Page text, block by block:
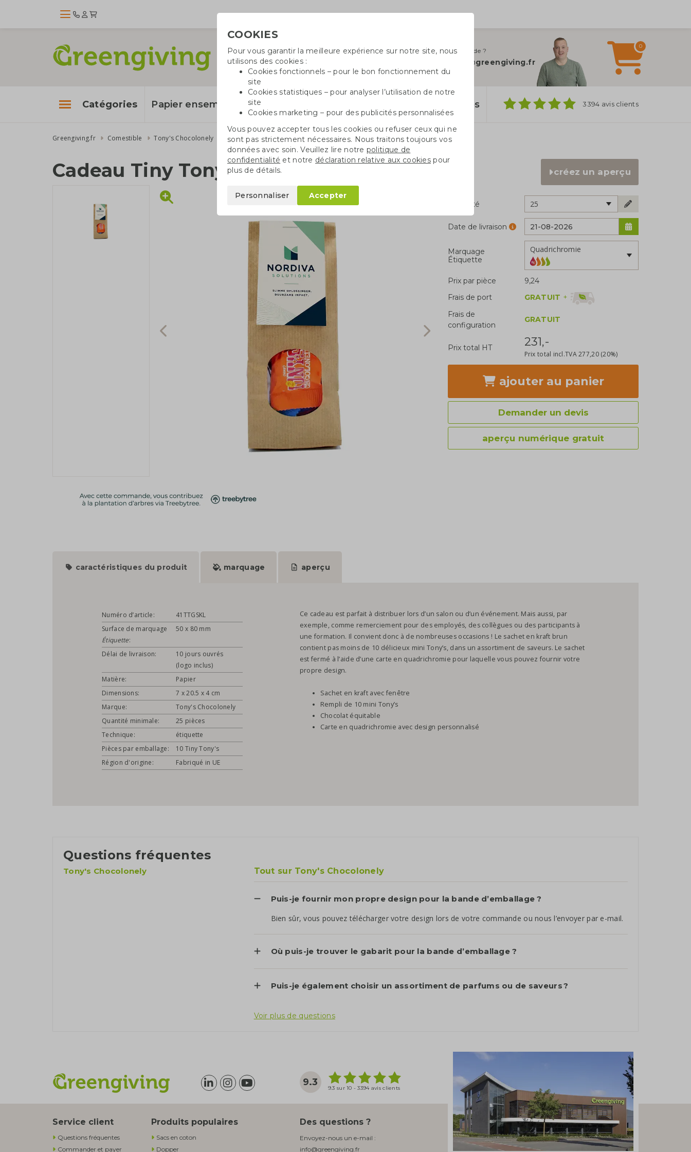
Besoin d’aide ?
info@greengiving.fr
0
Catégories Papier ensemencé Sacs en coton Stylos 3394 avis clients
Greengiving.fr Comestible Tony's Chocolonely Cadeau Tiny Tony's – petit format
Cadeau Tiny Tony's – petit format créez un aperçu
Quantité 25
Date de livraison
Marquage
Étiquette
Quadrichromie
Prix par pièce
9,24
Frais de port
GRATUIT +
Frais de
configuration
GRATUIT
Prix total HT 231,-
Prix total incl.TVA277,20 (20%)
ajouter au panier
Demander un devis
aperçu numérique gratuit
caractéristiques du produit marquage aperçu
Numéro d’article:
41TTGSKL
Surface de marquage
Étiquette:
50 x 80 mm
Délai de livraison:
10 jours ouvrés
(logo inclus)
Matière:
Papier
Dimensions:
7 x 20.5 x 4 cm
Marque:
Tony's Chocolonely
Quantité minimale:
25 pièces
Technique:
étiquette
Pièces par emballage:
10 Tiny Tony's
Région d'origine:
Fabriqué in UE
Ce cadeau est parfait à distribuer lors d’un salon ou d’un événement. Mais aussi, par
exemple, comme remerciement pour des employés, des collègues ou des participants à
une formation. Il convient donc à de nombreuses occasions ! Le sachet en kraft brun
contient pas moins de 10 délicieux mini Tony’s, dans un assortiment de saveurs. Le sachet
est fermé à l’aide d’une carte en quadrichromie pour laquelle vous pouvez fournir votre
propre design.
Sachet en kraft avec fenêtre
Rempli de 10 mini Tony’s
Chocolat équitable
Carte en quadrichromie avec design personnalisé
Questions fréquentes
Tony's Chocolonely Tout sur Tony's Chocolonely
Puis-je fournir mon propre design pour la bande d’emballage ?
Bien sûr, vous pouvez télécharger votre design lors de votre commande ou nous l’envoyer par e-mail.
Où puis-je trouver le gabarit pour la bande d’emballage ?
Puis-je également choisir un assortiment de parfums ou de saveurs ?
Voir plus de questions
9.3
9.3 sur 10 - 3394 avis clients
Service client
Questions fréquentes
Commander et payer
Produits populaires
Sacs en coton
Dopper
Des questions ?
Envoyez-nous un e-mail :
info@greengiving.fr
COOKIES
Pour vous garantir la meilleure expérience sur notre site, nous
utilisons des cookies :
Cookies fonctionnels – pour le bon fonctionnement du
site
Cookies statistiques – pour analyser l’utilisation de notre
site
Cookies marketing – pour des publicités personnalisées
Vous pouvez accepter tous les cookies ou refuser ceux qui ne
sont pas strictement nécessaires. Nous traitons toujours vos
données avec soin. Veuillez lire notre politique de
confidentialité et notre déclaration relative aux cookiespour
plus de détails.
Personnaliser Accepter